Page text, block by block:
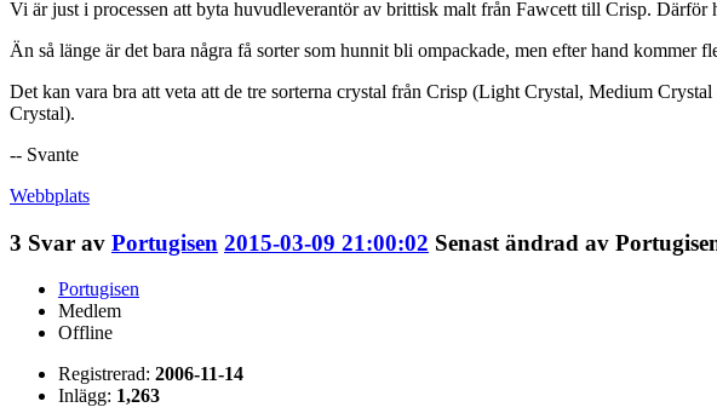
Vi är just i processen att byta huvudleverantör av brittisk malt från Fawcett till Crisp.
Än så länge är det bara några få sorter som hunnit bli ompackade, men efter hand kommer
Det kan vara bra att veta att de tre sorterna crystal från Crisp (Light Crystal, Medium
Crystal).
-- Svante
Webbplats
3 Svar av Portugisen 2015-03-09 21:00:02 Senast ändrad av
Portugisen
Medlem
Offline
Registrerad: 2006-11-14
Inlägg: 1,263